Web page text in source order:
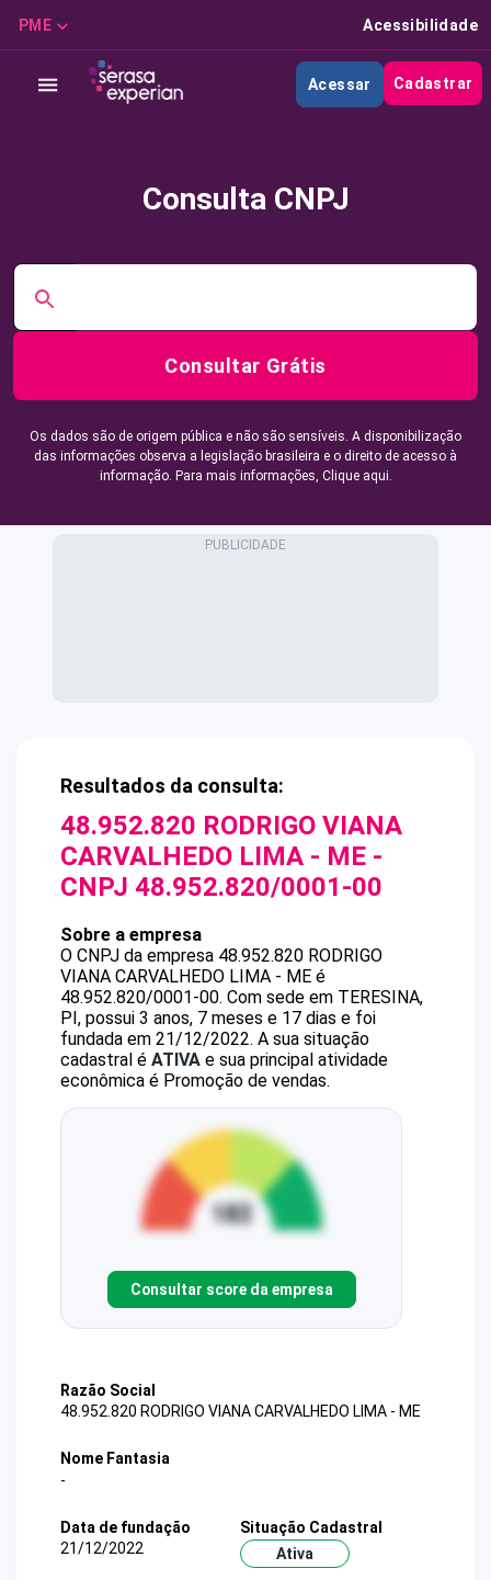
PME Acessibilidade
Acessar Cadastrar
Consulta CNPJ
Consultar Grátis
Os dados são de origem pública e não são sensíveis. A disponibilização
das informações observa a legislação brasileira e o direito de acesso à
informação. Para mais informações, Clique aqui.
Resultados da consulta:
48.952.820 RODRIGO VIANA
CARVALHEDO LIMA - ME -
CNPJ 48.952.820/0001-00
Sobre a empresa
O CNPJ da empresa 48.952.820 RODRIGO
VIANA CARVALHEDO LIMA - ME é
48.952.820/0001-00. Com sede em TERESINA,
PI, possui 3 anos, 7 meses e 17 dias e foi
fundada em 21/12/2022. A sua situação
cadastral é ATIVA e sua principal atividade
econômica é Promoção de vendas.
Consultar score da empresa
Razão Social
48.952.820 RODRIGO VIANA CARVALHEDO LIMA - ME
Nome Fantasia
-
Data de fundação
21/12/2022
Situação Cadastral
Ativa